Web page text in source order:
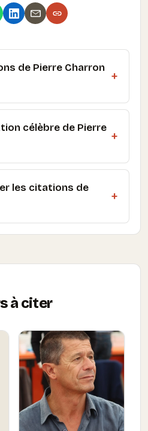
de Pierre Charron
célèbre de Pierre
les citations de
à citer